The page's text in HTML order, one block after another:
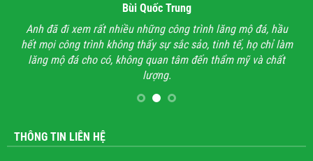
Bùi Quốc Trung
Anh đã đi xem rất nhiều những công trình lăng mộ đá, hầu
hết mọi công trình không thấy sự sắc sảo, tinh tế, họ chỉ làm
lăng mộ đá cho có, không quan tâm đến thẩm mỹ và chất
lượng.
THÔNG TIN LIÊN HỆ